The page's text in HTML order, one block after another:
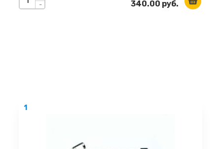
- 340.00 руб.
1